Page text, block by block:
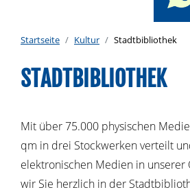
Startseite Kultur Stadtbibliothek
STADTBIBLIOTHEK
Mit über 75.000 physischen
qm in drei Stockwerken verteilt
elektronischen Medien in unserer
wir Sie herzlich in der